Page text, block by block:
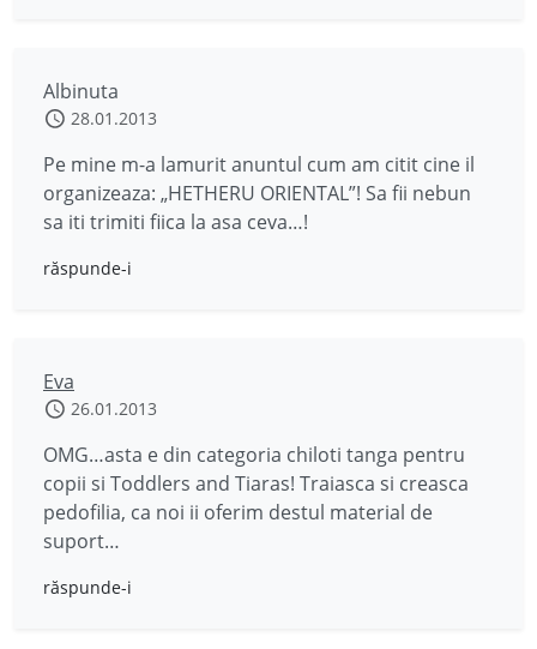
Albinuta
28.01.2013
Pe mine m-a lamurit anuntul cum am citit cine il
organizeaza: „HETHERU ORIENTAL”! Sa fii nebun
sa iti trimiti fiica la asa ceva…!
răspunde-i
Eva
26.01.2013
OMG…asta e din categoria chiloti tanga pentru
copii si Toddlers and Tiaras! Traiasca si creasca
pedofilia, ca noi ii oferim destul material de
suport…
răspunde-i